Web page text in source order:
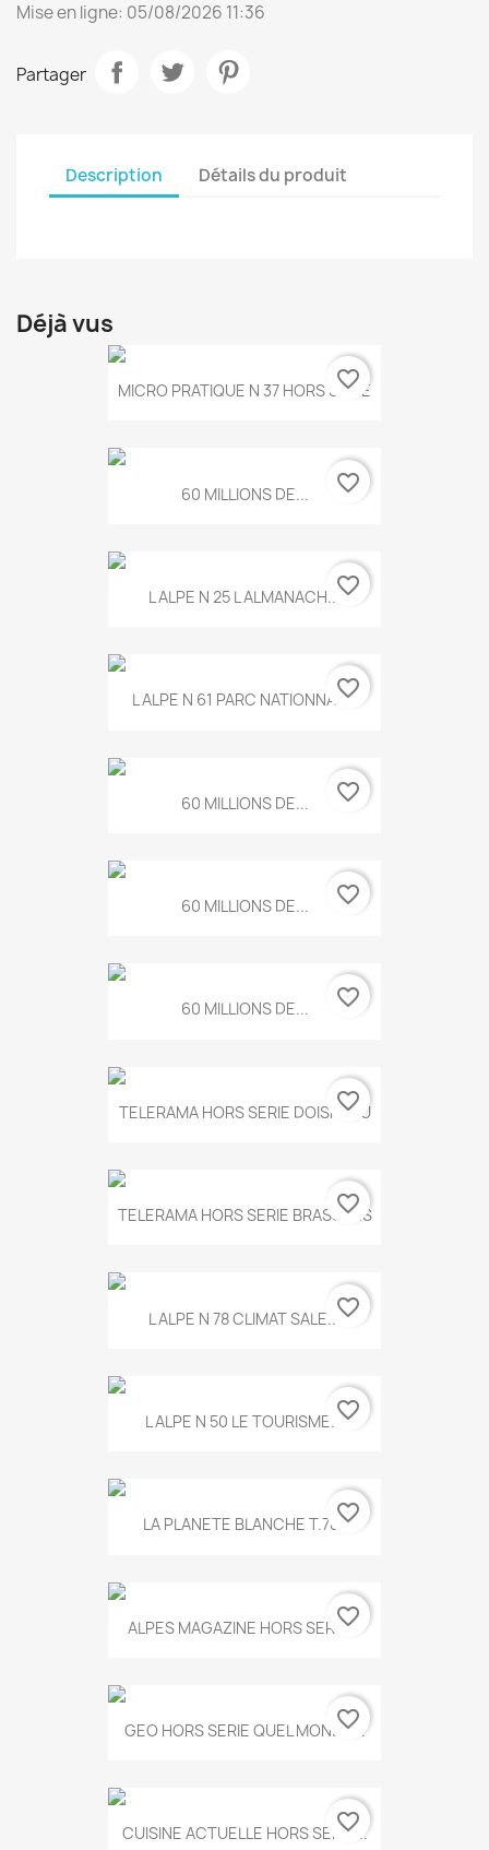
Mise en ligne: 05/08/2026 11:36
Partager
Description Détails du produit
Déjà vus
MICRO PRATIQUE N 37 HORS SERIE
favorite_border
60 MILLIONS DE... favorite_border
L ALPE N 25 L ALMANACH...favorite_border
L ALPE N 61 PARC NATIONNAL...
favorite_border
60 MILLIONS DE... favorite_border
60 MILLIONS DE... favorite_border
60 MILLIONS DE... favorite_border
TELERAMA HORS SERIE DOISNEAU
favorite_border
TELERAMA HORS SERIE BRASSENS
favorite_border
L ALPE N 78 CLIMAT SALE...favorite_border
L ALPE N 50 LE TOURISME...favorite_border
LA PLANETE BLANCHE T.785favorite_border
ALPES MAGAZINE HORS SERIE...
favorite_border
GEO HORS SERIE QUEL MONDE...
favorite_border
CUISINE ACTUELLE HORS SERIE...
favorite_border